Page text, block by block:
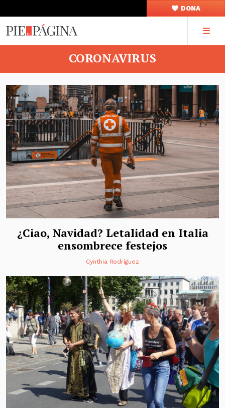
DONA
CORONAVIRUS
¿Ciao, Navidad? Letalidad en Italia
ensombrece festejos
Cynthia Rodríguez